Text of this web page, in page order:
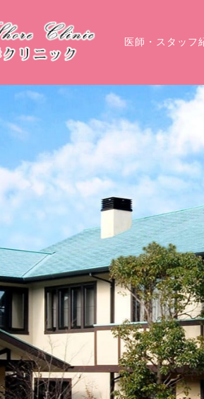
医師・スタッフ